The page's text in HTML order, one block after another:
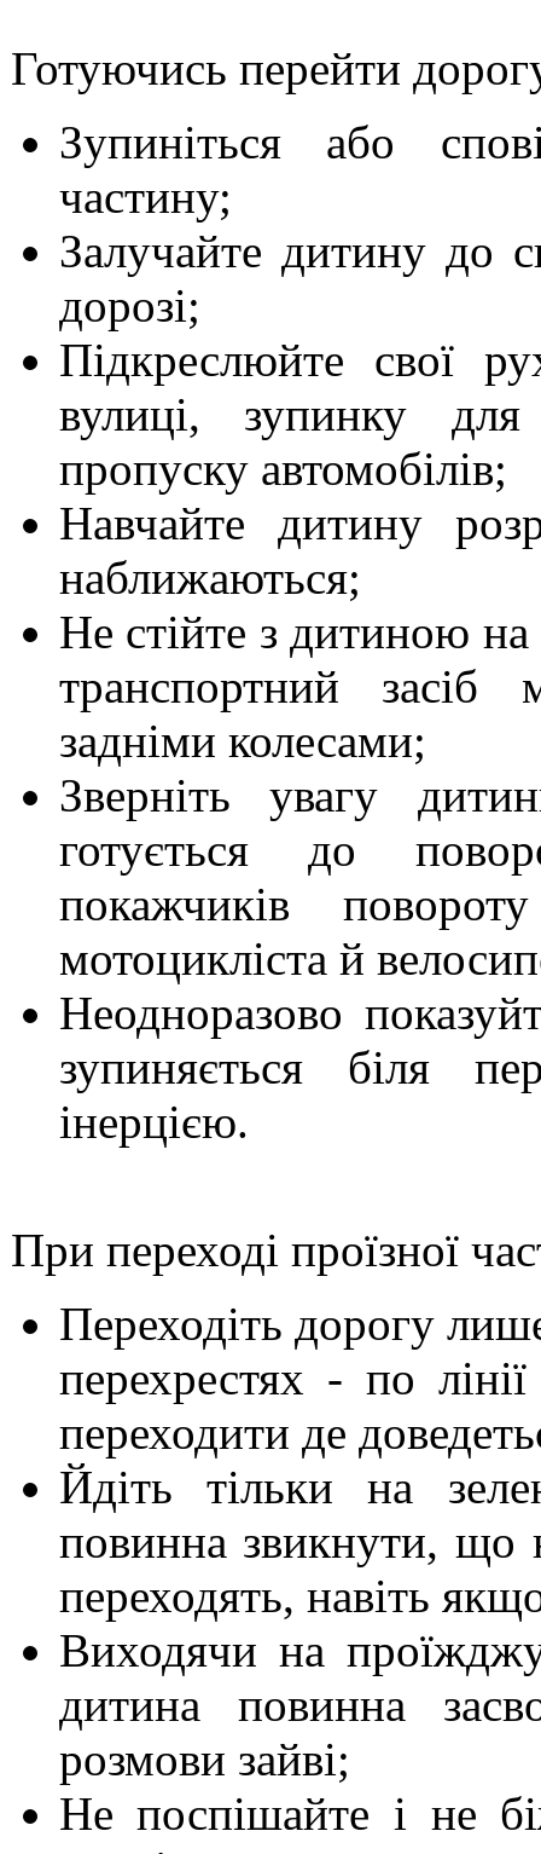
Готуючись перейти
Зупиніться або
частину;
Залучайте дитину до
дорозі;
Підкреслюйте свої
вулиці, зупинку
пропуску автомобілів;
Навчайте дитину
наближаються;
Не стійте з дитиною на
транспортний засіб
задніми колесами;
Зверніть увагу
готується до
покажчиків
мотоцикліста й
Неодноразово
зупиняється біля
інерцією.
При переході проїзної
Переходіть дорогу
перехрестях - по
переходити де
Йдіть тільки на
повинна звикнути, що
переходять, навіть
Виходячи на
дитина повинна
розмови зайві;
Не поспішайте і не